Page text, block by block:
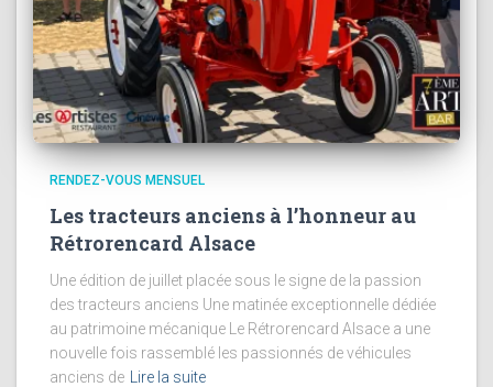
RENDEZ-VOUS MENSUEL
Les tracteurs anciens à l’honneur au
Rétrorencard Alsace
Une édition de juillet placée sous le signe de la passion
des tracteurs anciens Une matinée exceptionnelle dédiée
au patrimoine mécanique Le Rétrorencard Alsace a une
nouvelle fois rassemblé les passionnés de véhicules
anciens de
Lire la suite